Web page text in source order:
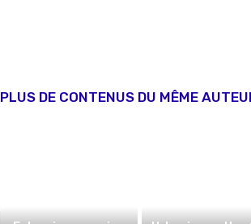
PLUS DE CONTENUS DU MÊME